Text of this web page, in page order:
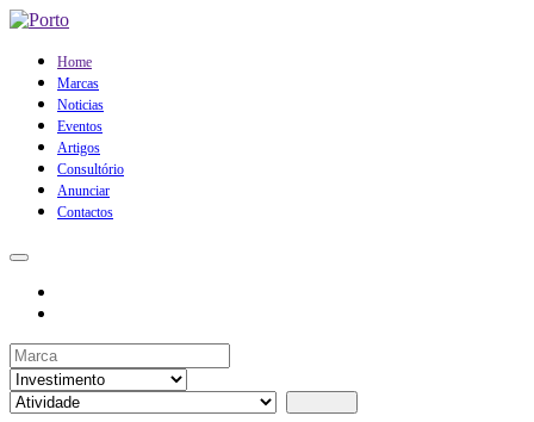
Home
Marcas
Noticias
Eventos
Artigos
Consultório
Anunciar
Contactos